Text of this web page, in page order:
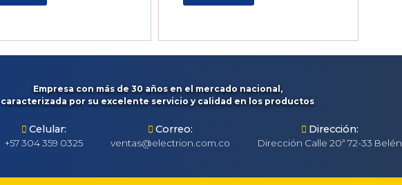
Empresa con más de 30 años en el mercado nacional,
caracterizada por su excelente servicio y calidad en los productos
Celular:
+57 304 359 0325
Correo:
ventas@electrion.com.co
Dirección:
Dirección Calle 20ª 72-33 Belén